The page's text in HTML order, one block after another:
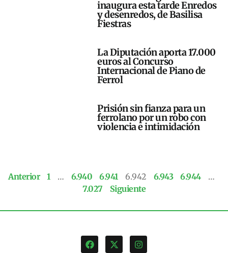
inaugura esta tarde Enredos
y desenredos, de Basilisa
Fiestras
La Diputación aporta 17.000
euros al Concurso
Internacional de Piano de
Ferrol
Prisión sin fianza para un
ferrolano por un robo con
violencia e intimidación
Anterior 1 … 6.940 6.941 6.942 6.943 6.944
…
7.027
Siguiente